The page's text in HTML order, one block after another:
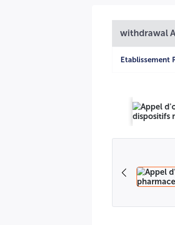
AVIS D'APPEL
L'E.P.H de Bordj Ghedir Lance un avis
Lot n° 02 : Abords Parentéraux.
Lot n° 04 : Consommables De Laboratoire.
withdrawal
Etablissement